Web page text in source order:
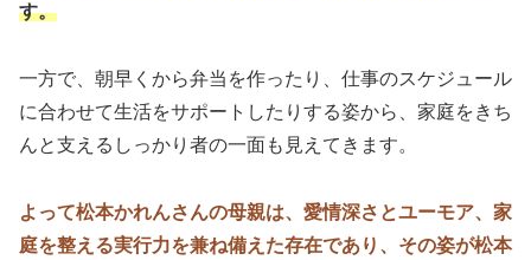
す。
一方で、朝早くから弁当を作ったり、仕事のスケジュール
に合わせて生活をサポートしたりする姿から、家庭をきち
んと支えるしっかり者の一面も見えてきます。
よって松本かれんさんの母親は、愛情深さとユーモア、家
庭を整える実行力を兼ね備えた存在であり、その姿が松本